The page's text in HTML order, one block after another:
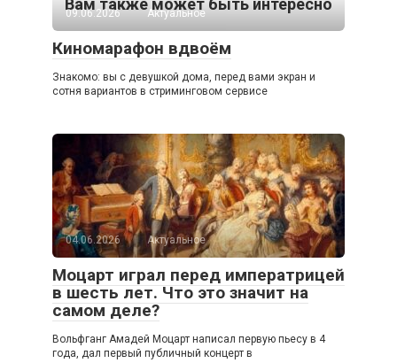
Вам также может быть интересно
09.06.2026 Актуальное
Киномарафон вдвоём
Знакомо: вы с девушкой дома, перед вами экран и
сотня вариантов в стриминговом сервисе
04.06.2026 Актуальное
Моцарт играл перед императрицей
в шесть лет. Что это значит на
самом деле?
Вольфганг Амадей Моцарт написал первую пьесу в 4
года, дал первый публичный концерт в